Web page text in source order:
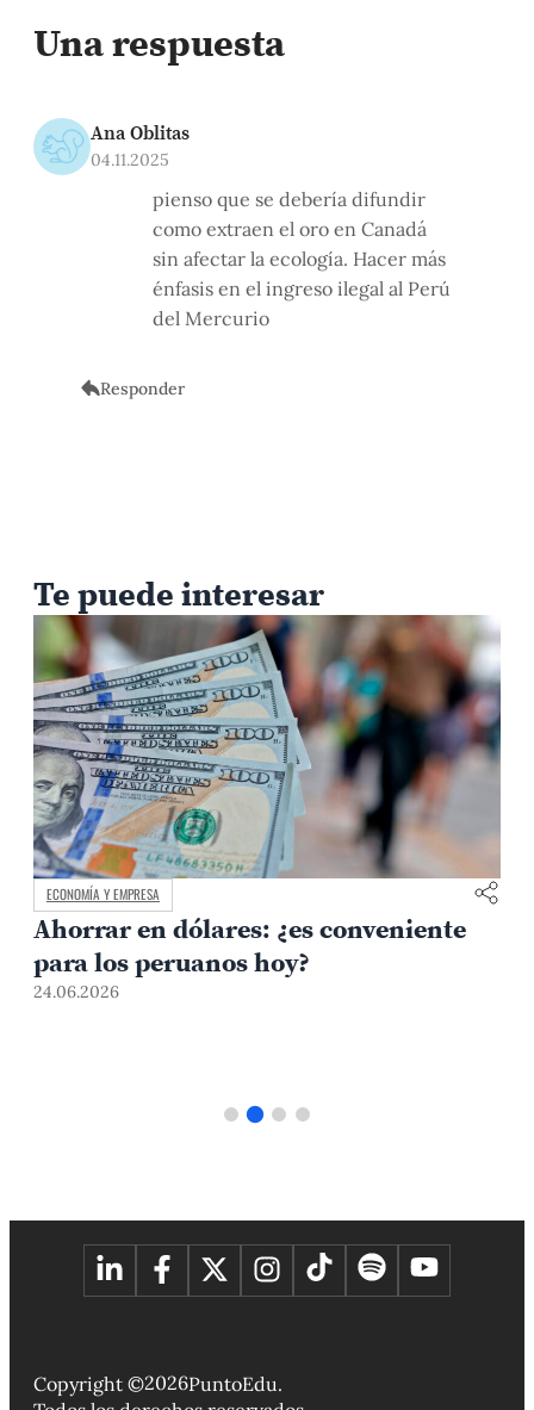
Una respuesta
Ana Oblitas
04.11.2025
pienso que se debería difundir
como extraen el oro en Canadá
sin afectar la ecología. Hacer más
énfasis en el ingreso ilegal al Perú
del Mercurio
Responder
Te puede interesar
ECONOMÍA Y EMPRESA
José Carlos Dextre Flores recibe la
distinción de profesor emérito de la
PUCP
Copyright ©2026PuntoEdu.